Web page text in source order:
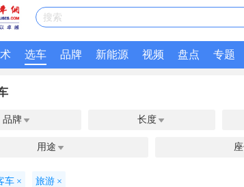
搜索
选车 品牌 新能源 视频 盘点 专题
品牌  长度
用途 
车 × 旅游 ×